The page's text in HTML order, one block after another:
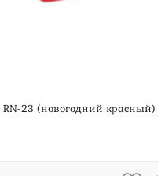
23 (новогодний красный)